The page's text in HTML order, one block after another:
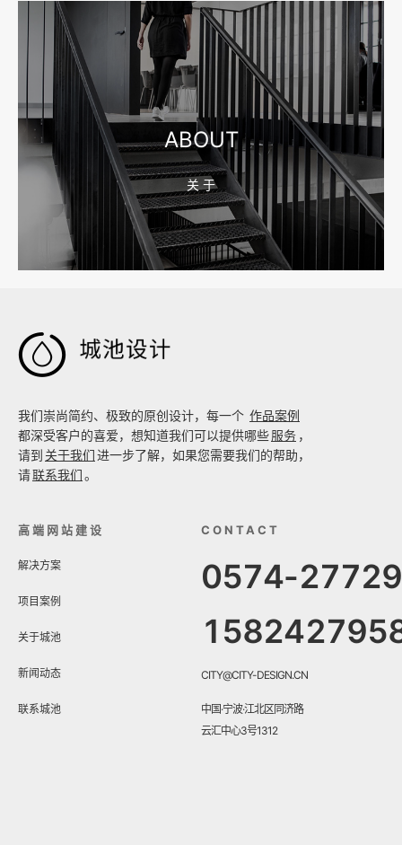
2026-08-04 17:55:09
宁波制造业网站建设公司怎么选？先看产品询盘字段
2026-08-02 17:58:44
工厂短视频拍摄后，怎样放进官网帮助客户判断实力
ABOUT
关 于

我们崇尚简约、极致的原创设计，每一个 作品案例
都深受客户的喜爱，想知道我们可以提供哪些服务 ，
请到 关于我们进一步了解，如果您需要我们的帮助，
请联系我们。
高端网站建设
解决方案
项目案例
关于城池
新闻动态
联系城池
CONTACT
0574-
CITY@CITY-DESIGN.CN
中国·宁波·江北区同济路
云汇中心3号1312